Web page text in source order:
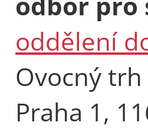
oddělení
Ovocný
Praha 1,